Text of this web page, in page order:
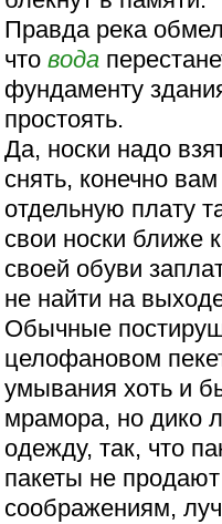
Правда река
чтовода
фундаменту
простоять.
Да, носки надо
снять, конечно
отдельную плату
свои носки ближе
своей обуви
не найти на
Обычные
целофановом
умывания хоть и
мрамора, но дико
одежду, так, что
пакеты не
соображениям,